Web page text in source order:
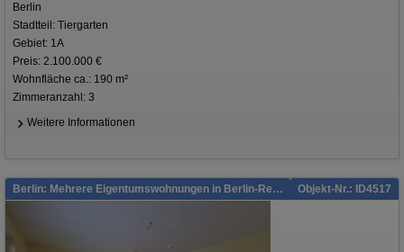
Berlin
Stadtteil: Tiergarten
Gebiet: 1A
Preis: 2.100.000 €
Wohnfläche ca.: 190 m²
Zimmeranzahl: 3
Weitere Informationen
Berlin: Mehrere Eigentumswohnungen in Berlin-Reinickendorf Objekt-Nr.: ID4517